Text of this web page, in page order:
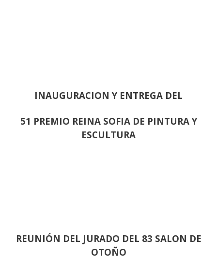
INAUGURACION Y ENTREGA DEL
51 PREMIO REINA SOFIA DE PINTURA Y
ESCULTURA
REUNIÓN DEL JURADO DEL 83 SALON DE
OTOÑO